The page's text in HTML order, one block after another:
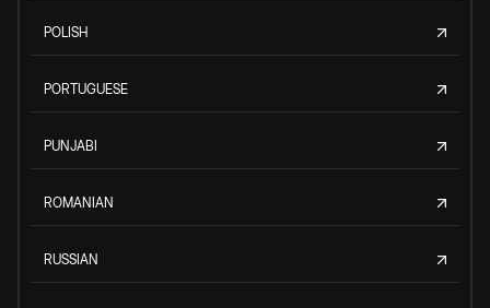
POLISH
PORTUGUESE
PUNJABI
ROMANIAN
RUSSIAN